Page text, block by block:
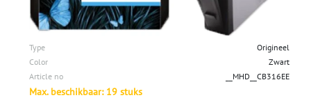
Type
Origineel
Color
Zwart
Article no
__MHD__CB316EE
Max. beschikbaar: 19 stuks